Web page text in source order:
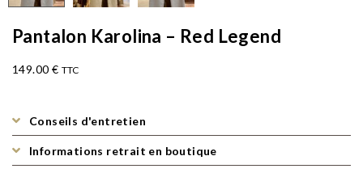
Pantalon Karolina – Red Legend
149.00 € TTC
Conseils d'entretien
Informations retrait en boutique